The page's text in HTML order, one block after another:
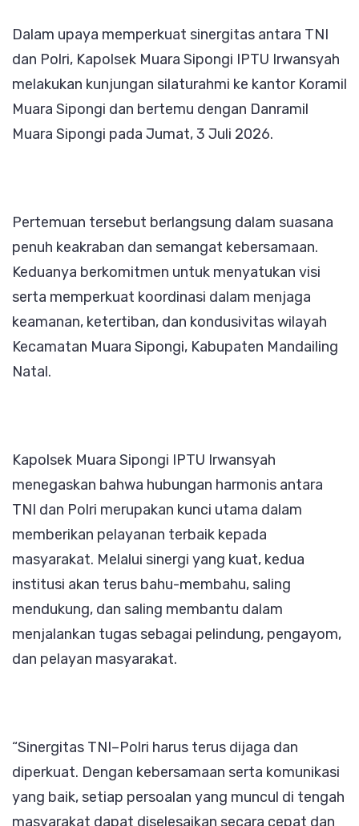
Dalam upaya memperkuat sinergitas antara TNI
dan Polri, Kapolsek Muara Sipongi IPTU Irwansyah
melakukan kunjungan silaturahmi ke kantor Koramil
Muara Sipongi dan bertemu dengan Danramil
Muara Sipongi pada Jumat, 3 Juli 2026.
Pertemuan tersebut berlangsung dalam suasana
penuh keakraban dan semangat kebersamaan.
Keduanya berkomitmen untuk menyatukan visi
serta memperkuat koordinasi dalam menjaga
keamanan, ketertiban, dan kondusivitas wilayah
Kecamatan Muara Sipongi, Kabupaten Mandailing
Natal.
Kapolsek Muara Sipongi IPTU Irwansyah
menegaskan bahwa hubungan harmonis antara
TNI dan Polri merupakan kunci utama dalam
memberikan pelayanan terbaik kepada
masyarakat. Melalui sinergi yang kuat, kedua
institusi akan terus bahu-membahu, saling
mendukung, dan saling membantu dalam
menjalankan tugas sebagai pelindung, pengayom,
dan pelayan masyarakat.
“Sinergitas TNI–Polri harus terus dijaga dan
diperkuat. Dengan kebersamaan serta komunikasi
yang baik, setiap persoalan yang muncul di tengah
masyarakat dapat diselesaikan secara cepat dan